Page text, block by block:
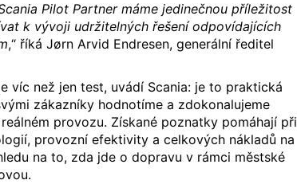
Pilot Partner máme jedinečnou příležitost
k vývoji udržitelných řešení odpovídajících
,“ říká Jørn Arvid Endresen, generální ředitel
víc než jen test, uvádí Scania: je to praktická
zákazníky hodnotíme a zdokonalujeme
provozu. Získané poznatky pomáhají při
provozní efektivity a celkových nákladů na
na to, zda jde o dopravu v rámci městské